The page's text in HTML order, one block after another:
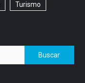
Turismo